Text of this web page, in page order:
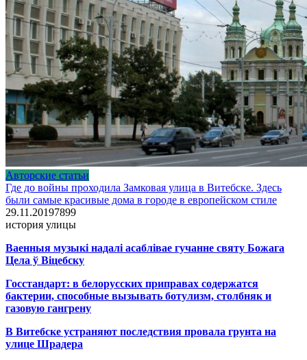
Авторские статьи
Где до войны проходила Замковая улица в Витебске. Здесь
были самые красивые дома в городе в европейском стиле
29.11.20197899
история улицы
Ваенныя музыкі надалі асаблівае гучанне святу Божага
Цела ў Віцебску
Госстандарт: в белорусских приправах содержатся
бактерии, способные вызывать ботулизм, столбняк и
газовую гангрену
В Витебске устраняют последствия провала грунта на
улице Шрадера